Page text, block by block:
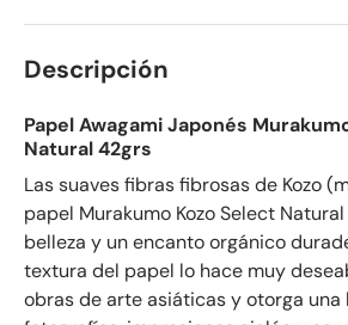
Descripción
Papel Awagami Japonés
Natural 42grs
Las suaves fibras fibrosas de Kozo
papel Murakumo Kozo Select
belleza y un encanto orgánico
textura del papel lo hace muy
obras de arte asiáticas y otorga una